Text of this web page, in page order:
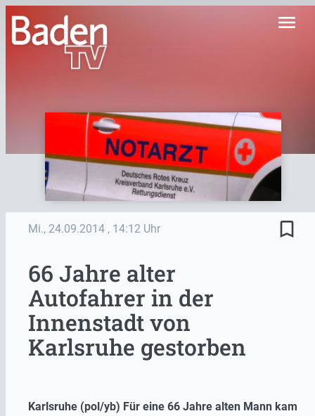
menu
Mi., 24.09.2014 , 14:12 Uhr bookmark_border
66 Jahre alter
Autofahrer in der
Innenstadt von
Karlsruhe gestorben
Karlsruhe (pol/yb) Für eine 66 Jahre alten Mann kam